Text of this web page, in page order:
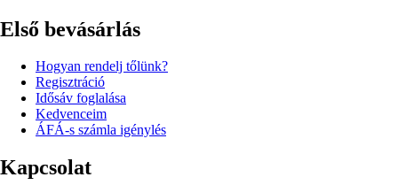
Első bevásárlás
Hogyan rendelj tőlünk?
Regisztráció
Idősáv foglalása
Kedvenceim
ÁFÁ-s számla igénylés
Kapcsolat